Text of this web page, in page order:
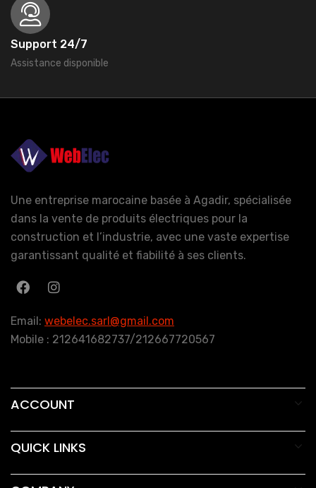
Support 24/7
Assistance disponible
Une entreprise marocaine basée à Agadir, spécialisée
dans la vente de produits électriques pour la
construction et l’industrie, avec une vaste expertise
garantissant qualité et fiabilité à ses clients.
Email: webelec.sarl@gmail.com
Mobile : 212641682737/212667720567
ACCOUNT
QUICK LINKS